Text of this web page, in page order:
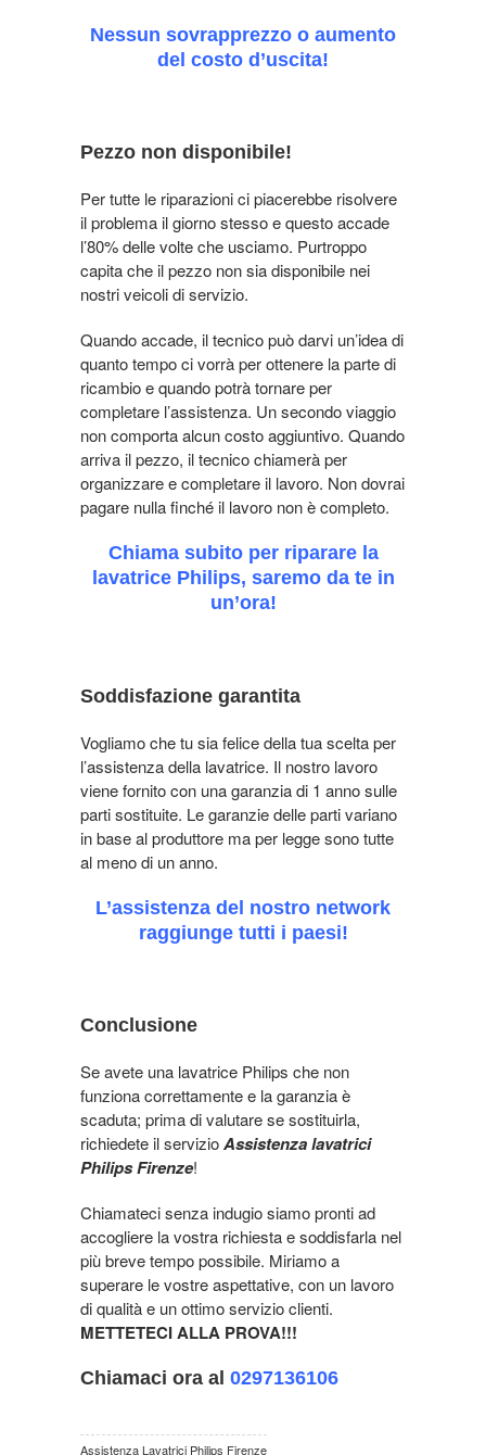
Nessun sovrapprezzo o aumento
del costo d’uscita!
Pezzo non disponibile!
Per tutte le riparazioni ci piacerebbe risolvere
il problema il giorno stesso e questo accade
l’80% delle volte che usciamo. Purtroppo
capita che il pezzo non sia disponibile nei
nostri veicoli di servizio.
Quando accade, il tecnico può darvi un’idea di
quanto tempo ci vorrà per ottenere la parte di
ricambio e quando potrà tornare per
completare l’assistenza. Un secondo viaggio
non comporta alcun costo aggiuntivo. Quando
arriva il pezzo, il tecnico chiamerà per
organizzare e completare il lavoro. Non dovrai
pagare nulla finché il lavoro non è completo.
Chiama subito per riparare la
lavatrice Philips, saremo da te in
un’ora!
Soddisfazione garantita
Vogliamo che tu sia felice della tua scelta per
l’assistenza della lavatrice. Il nostro lavoro
viene fornito con una garanzia di 1 anno sulle
parti sostituite. Le garanzie delle parti variano
in base al produttore ma per legge sono tutte
al meno di un anno.
L’assistenza del nostro network
raggiunge tutti i paesi!
Conclusione
Se avete una lavatrice Philips che non
funziona correttamente e la garanzia è
scaduta; prima di valutare se sostituirla,
richiedete il servizioAssistenza lavatrici
Philips Firenze!
Chiamateci senza indugio siamo pronti ad
accogliere la vostra richiesta e soddisfarla nel
più breve tempo possibile. Miriamo a
superare le vostre aspettative, con un lavoro
di qualità e un ottimo servizio clienti.
METTETECI ALLA PROVA!!!
Chiamaci ora al 0297136106
Assistenza Lavatrici Philips Firenze